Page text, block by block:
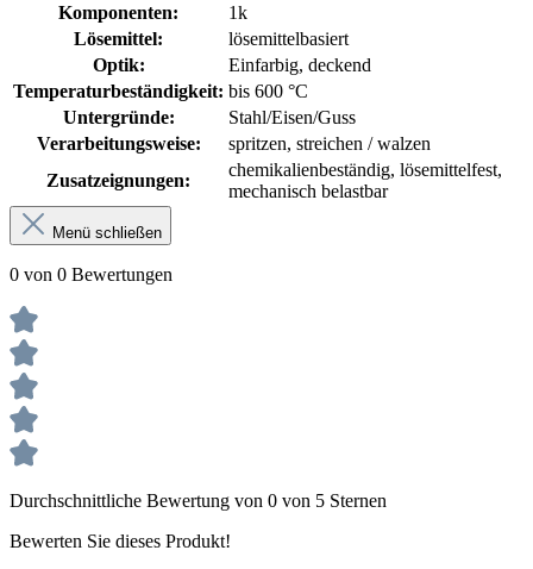
Komponenten:
1k
Lösemittel:
lösemittelbasiert
Optik:
Einfarbig, deckend
Temperaturbeständigkeit: bis 600 °C
Untergründe:
Stahl/Eisen/Guss
Verarbeitungsweise:
spritzen, streichen / walzen
Zusatzeignungen:
chemikalienbeständig, lösemittelfest,
mechanisch belastbar
Menü schließen
0 von 0 Bewertungen
Durchschnittliche Bewertung von 0 von 5 Sternen
Bewerten Sie dieses Produkt!